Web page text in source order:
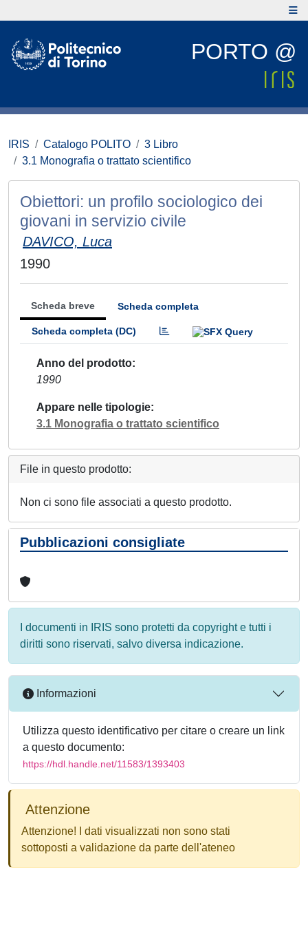
PORTO @
IRIS Catalogo POLITO
3 Libro
3.1 Monografia o trattato scientifico
Obiettori: un profilo sociologico dei
giovani in servizio civile
DAVICO, Luca
1990
Scheda breve Scheda completa
Scheda completa (DC)
Anno del prodotto
1990
Appare nelle tipologie
3.1 Monografia o trattato scientifico
File in questo prodotto:
Non ci sono file associati a questo prodotto.
Pubblicazioni consigliate
I documenti in IRIS sono protetti da copyright e tutti i
diritti sono riservati, salvo diversa indicazione.
Informazioni
Utilizza questo identificativo per citare o creare un link
a questo documento:
https://hdl.handle.net/11583/1393403
Attenzione
Attenzione! I dati visualizzati non sono stati
sottoposti a validazione da parte dell'ateneo